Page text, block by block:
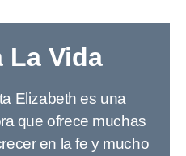
La Vida
Elizabeth es una
que ofrece muchas
en la fe y mucho